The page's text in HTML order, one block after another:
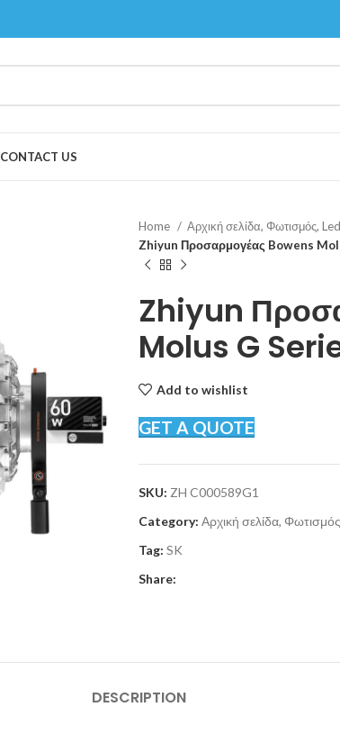
CONTACT US
Home
Αρχική σελίδα, Φωτισμός,
Zhiyun Προσαρμογέας Bowens
Zhiyun
Molus G
Add to wishlist
GET A QUOTE
SKU: ZH C000589G1
Category: Αρχική σελίδα,
Tag: SK
Share:
DESCRIPTION